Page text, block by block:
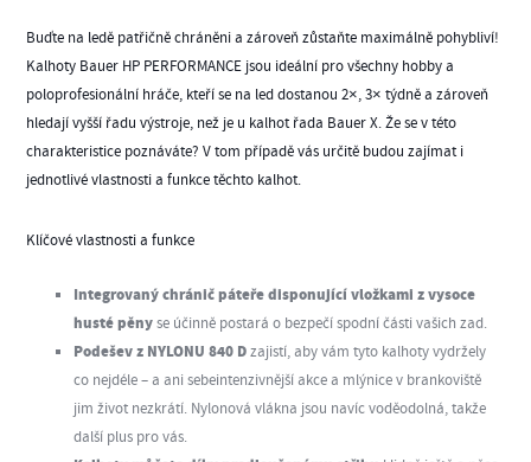
Buďte na ledě patřičně chráněni a zároveň zůstaňte maximálně pohybliví!
Kalhoty Bauer HP PERFORMANCE jsou ideální pro všechny hobby a
poloprofesionální hráče, kteří se na led dostanou 2×, 3× týdně a zároveň
hledají vyšší řadu výstroje, než je u kalhot řada Bauer X. Že se v této
charakteristice poznáváte? V tom případě vás určitě budou zajímat i
jednotlivé vlastnosti a funkce těchto kalhot.
Klíčové vlastnosti a funkce
Integrovaný chránič páteře disponující vložkami z vysoce
husté pěnyse účinně postará o bezpečí spodní části vašich zad.
Podešev z NYLONU 840 Dzajistí, aby vám tyto kalhotyvydržely
co nejdéle – a ani sebeintenzivnější akce a mlýnice v brankoviště
jim život nezkrátí. Nylonová vlákna jsou navíc voděodolná, takže
další plus pro vás.